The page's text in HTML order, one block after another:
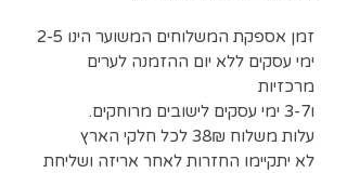
זמן אספקת המשלוחים המשוער הינו 2-5
ימי עסקים ללא יום ההזמנה לערים
מרכזיות
ו3-7 ימי עסקים לישובים מרוחקים.
עלות משלוח 38₪ לכל חלקי הארץ
לא יתקיימו החזרות לאחר אריזה ושליחת